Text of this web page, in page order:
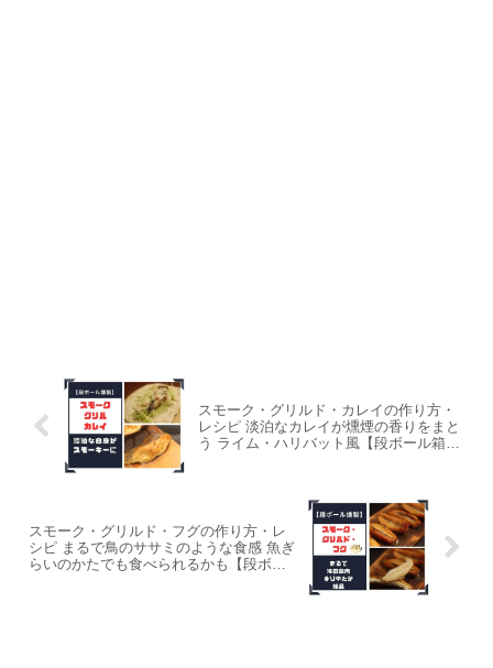
スモーク・グリルド・カレイの作り方・
レシピ 淡泊なカレイが燻煙の香りをまと
う ライム・ハリバット風【段ボール箱と
スモーク・グリルド・フグの作り方・レ
シピ まるで鳥のササミのような食感 魚ぎ
らいのかたでも食べられるかも【段ボー